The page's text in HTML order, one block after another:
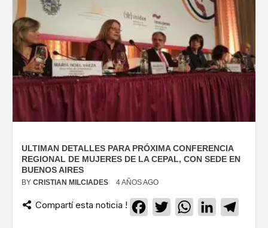
ULTIMAN DETALLES PARA PRÓXIMA CONFERENCIA
REGIONAL DE MUJERES DE LA CEPAL, CON SEDE EN
BUENOS AIRES
BY CRISTIAN MILCIADES 4 AÑOS AGO
Compartí esta noticia ! Facebook
TwitterWhatsApp
LinkedIn